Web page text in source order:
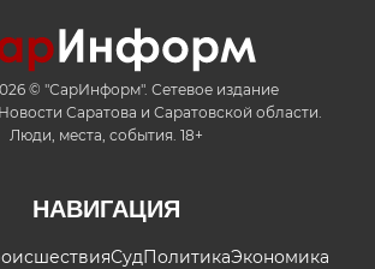
© "СарИнформ". Сетевое издание
Саратова и Саратовской области.
Люди, места, события. 18+
НАВИГАЦИЯ
СудПолитикаЭкономика